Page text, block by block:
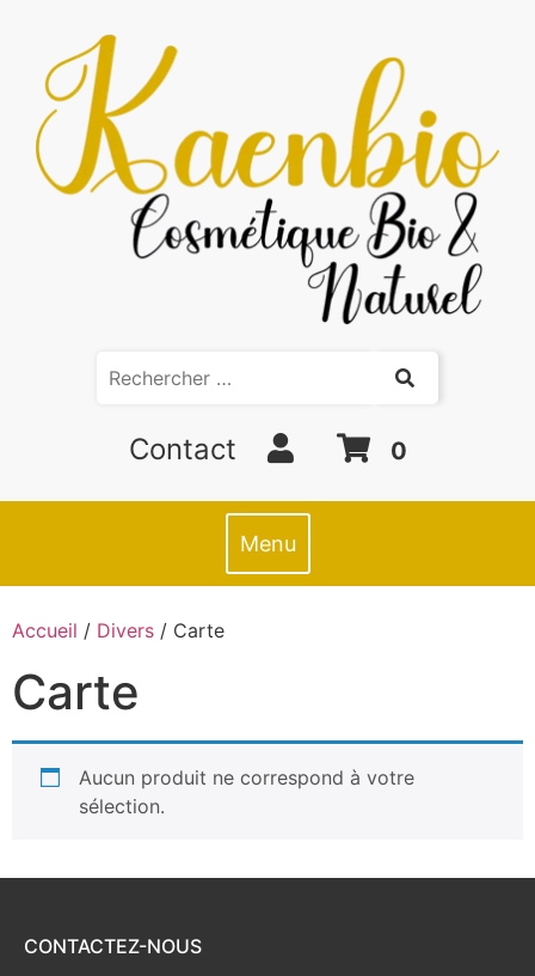
Contact 0
Menu
Accueil / Divers / Carte
Carte
Aucun produit ne correspond à votre
sélection.
CONTACTEZ-NOUS